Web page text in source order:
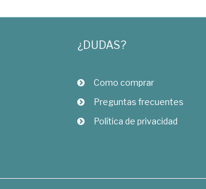
¿DUDAS?
Como comprar
Preguntas frecuentes
Política de privacidad